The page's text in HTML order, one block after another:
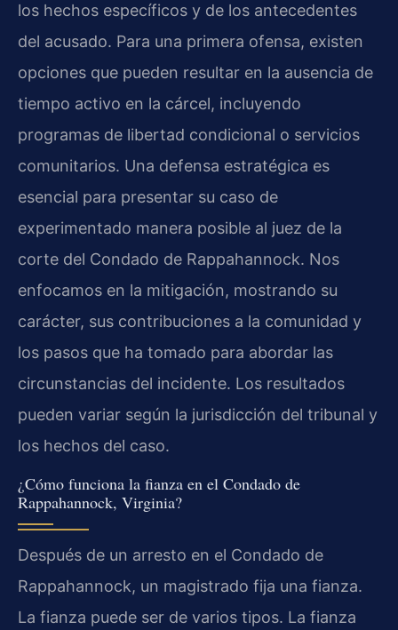
los hechos específicos y de los antecedentes
del acusado. Para una primera ofensa, existen
opciones que pueden resultar en la ausencia de
tiempo activo en la cárcel, incluyendo
programas de libertad condicional o servicios
comunitarios. Una defensa estratégica es
esencial para presentar su caso de
experimentado manera posible al juez de la
corte del Condado de Rappahannock. Nos
enfocamos en la mitigación, mostrando su
carácter, sus contribuciones a la comunidad y
los pasos que ha tomado para abordar las
circunstancias del incidente. Los resultados
pueden variar según la jurisdicción del tribunal y
los hechos del caso.
¿Cómo funciona la fianza en el Condado de
Rappahannock, Virginia?
Después de un arresto en el Condado de
Rappahannock, un magistrado fija una fianza.
La fianza puede ser de varios tipos. La fianza